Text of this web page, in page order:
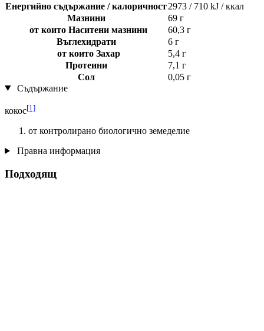
Енергийно съдържание / калоричност2973 / 710 kJ / ккал
Мазнини
69 г
от които Наситени мазнини
60,3 г
Въглехидрати
6 г
от които Захар
5,4 г
Протеини
7,1 г
Сол
0,05 г
Съдържание
кокос[1]
от контролирано биологично земеделие
Правна информация
Подходящ